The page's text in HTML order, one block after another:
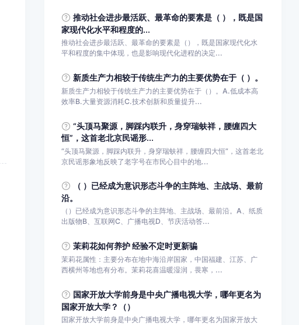
推动社会进步最活跃、最革命的要素是（ ），既是国
家现代化水平和程度的...
推动社会进步最活跃、最革命的要素是（），既是国家现代化水
平和程度的集中体现，也是影响现代化进程的决定...
新质生产力相较于传统生产力的主要优势在于（ ）。
新质生产力相较于传统生产力的主要优势在于（）。A.低成本高
效率B.大量资源消耗C.技术创新和质量提升...
“头顶马聚源，脚踩内联升，身穿瑞蚨祥，腰缠四大
恒”，这首老北京民谣形...
“头顶马聚源，脚踩内联升，身穿瑞蚨祥，腰缠四大恒”，这首老北
京民谣形象地反映了老字号在市民心目中的地...
（ ）已经成为意识形态斗争的主阵地、主战场、最前
沿。
（）已经成为意识形态斗争的主阵地、主战场、最前沿。A、纸质
出版物B、互联网C、广播电视D、节庆活动答...
茉莉花如何养护 经验不定时更新骗
茉莉花属性：主要分布在地中海沿岸国家，中国福建、江苏、广
西横州等地也有分布。茉莉花喜温暖湿润，畏寒，...
国家开放大学前身是中央广播电视大学，哪年更名为
国家开放大学？（）
国家开放大学前身是中央广播电视大学，哪年更名为国家开放大